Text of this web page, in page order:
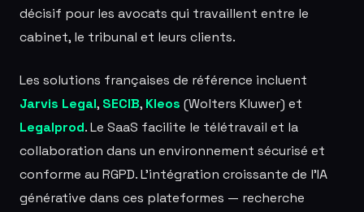
décisif pour les avocats qui travaillent entre le
cabinet, le tribunal et leurs clients.
Les solutions françaises de référence incluent
Jarvis Legal, SECIB, Kleos (Wolters Kluwer) et
Legalprod. Le SaaS facilite le télétravail et la
collaboration dans un environnement sécurisé et
conforme au RGPD. L'intégration croissante de l'IA
générative dans ces plateformes — recherche